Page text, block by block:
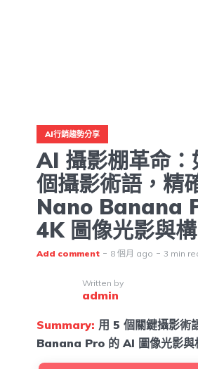
AI行銷趨勢分享
AI 攝影棚革命
個攝影術語，精
Nano Banana
4K 圖像光影與
Add comment 8 個月 ago 3 min
Written by
admin
Summary: 用 5 個關鍵攝影術
Banana Pro 的 AI 圖像光影與